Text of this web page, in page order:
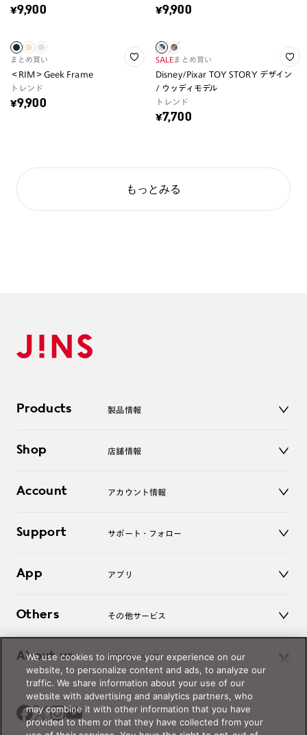
¥9,900 ¥9,900
まとめ買い
＜RIM＞Geek Frame
トレンド
¥9,900
SALEまとめ買い
Disney/Pixar TOY STORY デザイン
/ ウッディモデル
トレンド
¥7,700
もっとみる
Products 製品情報
サングラス
コンタクトレンズ
アクセサリー
Shop 店舗情報
オンラインショップ
Account アカウント情報
ログアウト
Support サポート・フォロー
よくあるご質問
お問い合わせ
App アプリ
Others その他サービス
レンズ交換
オンラインギフト
価格案内
About us JINSについて
Magnify Life
会社概要
採用情報
法人のお客様
We use cookies to improve your experience on our
website, to personalize content and ads, to analyze our
traffic. We share information about your use of our
website with advertising and analytics partners, who
may combine it with other information that you have
provided to them or that they have collected from your